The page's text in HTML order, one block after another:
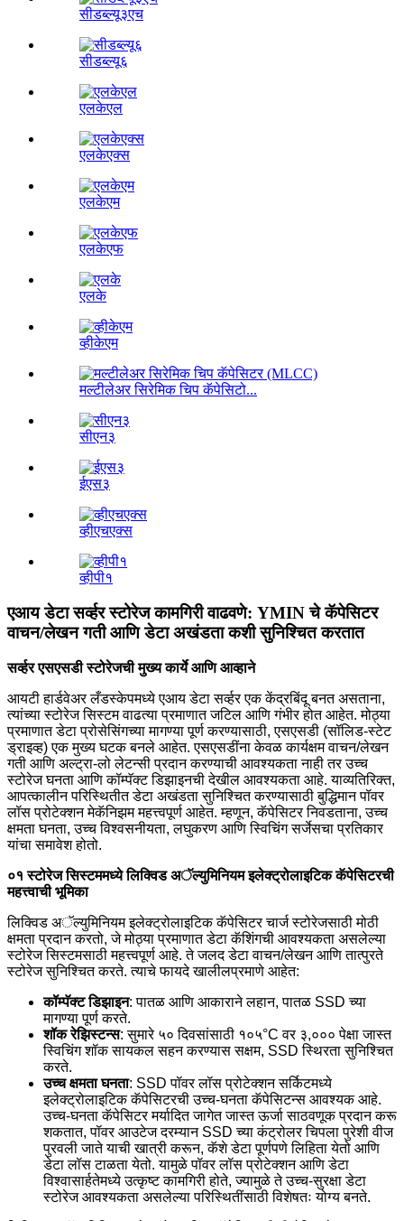
सीडब्ल्यू३एच
सीडब्ल्यू६
एलकेएल
एलकेएक्स
एलकेएम
एलकेएफ
एलके
व्हीकेएम
मल्टीलेअर सिरेमिक चिप कॅपेसिटो...
सीएन३
ईएस३
व्हीएचएक्स
व्हीपी१
एआय डेटा सर्व्हर स्टोरेज कामगिरी वाढवणे: YMIN चे कॅपेसिटर
वाचन/लेखन गती आणि डेटा अखंडता कशी सुनिश्चित करतात
सर्व्हर एसएसडी स्टोरेजची मुख्य कार्ये आणि आव्हाने
आयटी हार्डवेअर लँडस्केपमध्ये एआय डेटा सर्व्हर एक केंद्रबिंदू बनत असताना,
त्यांच्या स्टोरेज सिस्टम वाढत्या प्रमाणात जटिल आणि गंभीर होत आहेत. मोठ्या
प्रमाणात डेटा प्रोसेसिंगच्या मागण्या पूर्ण करण्यासाठी, एसएसडी (सॉलिड-स्टेट
ड्राइव्ह) एक मुख्य घटक बनले आहेत. एसएसडींना केवळ कार्यक्षम वाचन/लेखन
गती आणि अल्ट्रा-लो लेटन्सी प्रदान करण्याची आवश्यकता नाही तर उच्च
स्टोरेज घनता आणि कॉम्पॅक्ट डिझाइनची देखील आवश्यकता आहे. याव्यतिरिक्त,
आपत्कालीन परिस्थितीत डेटा अखंडता सुनिश्चित करण्यासाठी बुद्धिमान पॉवर
लॉस प्रोटेक्शन मेकॅनिझम महत्त्वपूर्ण आहेत. म्हणून, कॅपेसिटर निवडताना, उच्च
क्षमता घनता, उच्च विश्वसनीयता, लघुकरण आणि स्विचिंग सर्जेसचा प्रतिकार
यांचा समावेश होतो.
०१ स्टोरेज सिस्टममध्ये लिक्विड अॅल्युमिनियम इलेक्ट्रोलाइटिक कॅपेसिटरची
महत्त्वाची भूमिका
लिक्विड अॅल्युमिनियम इलेक्ट्रोलाइटिक कॅपेसिटर चार्ज स्टोरेजसाठी मोठी
क्षमता प्रदान करतो, जे मोठ्या प्रमाणात डेटा कॅशिंगची आवश्यकता असलेल्या
स्टोरेज सिस्टमसाठी महत्त्वपूर्ण आहे. ते जलद डेटा वाचन/लेखन आणि तात्पुरते
स्टोरेज सुनिश्चित करते. त्याचे फायदे खालीलप्रमाणे आहेत:
कॉम्पॅक्ट डिझाइन: पातळ आणि आकाराने लहान, पातळ SSD च्या
मागण्या पूर्ण करते.
शॉक रेझिस्टन्स: सुमारे ५० दिवसांसाठी १०५°C वर ३,००० पेक्षा जास्त
स्विचिंग शॉक सायकल सहन करण्यास सक्षम, SSD स्थिरता सुनिश्चित
करते.
उच्च क्षमता घनता: SSD पॉवर लॉस प्रोटेक्शन सर्किटमध्ये
इलेक्ट्रोलाइटिक कॅपेसिटरची उच्च-घनता कॅपेसिटन्स आवश्यक आहे.
उच्च-घनता कॅपेसिटर मर्यादित जागेत जास्त ऊर्जा साठवणूक प्रदान करू
शकतात, पॉवर आउटेज दरम्यान SSD च्या कंट्रोलर चिपला पुरेशी वीज
पुरवली जाते याची खात्री करून, कॅशे डेटा पूर्णपणे लिहिता येतो आणि
डेटा लॉस टाळता येतो. यामुळे पॉवर लॉस प्रोटेक्शन आणि डेटा
विश्वासार्हतेमध्ये उत्कृष्ट कामगिरी होते, ज्यामुळे ते उच्च-सुरक्षा डेटा
स्टोरेज आवश्यकता असलेल्या परिस्थितींसाठी विशेषतः योग्य बनते.